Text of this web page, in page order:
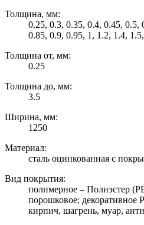
Толщина, мм:
0.25, 0.3, 0.35, 0.4, 0.45, 0.5,
0.85, 0.9, 0.95, 1, 1.2, 1.4,
Толщина от, мм:
0.25
Толщина до, мм:
3.5
Ширина, мм:
1250
Материал:
сталь оцинкованная с
Вид покрытия:
полимерное – Полиэстер
порошковое; декоративное
кирпич, шагрень, муар,